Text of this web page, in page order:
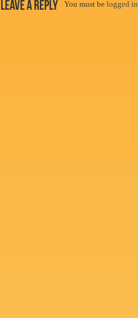
Leave a Reply You must be logged in